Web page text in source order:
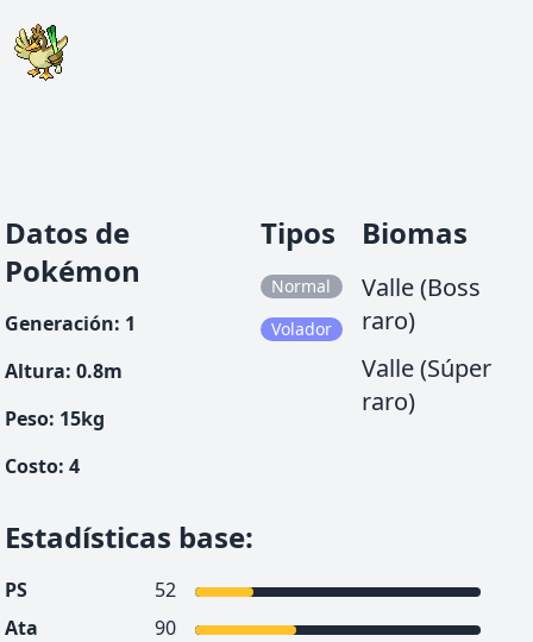
Datos de
Pokémon
Generación: 1
Altura: 0.8m
Peso: 15kg
Costo: 4
Tipos
Normal
Volador
Biomas
Valle (Boss
raro)
Valle (Súper
raro)
Estadísticas base:
PS
52
Ata
90